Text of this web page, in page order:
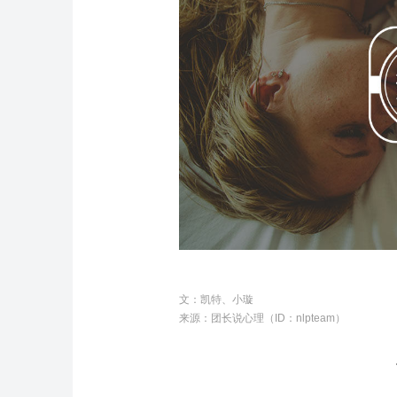
文： 凯特、小璇
来源：团长说心理（ID：nlpteam）